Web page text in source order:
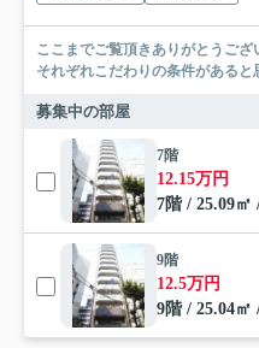
ここまでご覧頂きありがとうございます。 お部屋探しの
それぞれこだわりの条件がある
募集中の部屋
7階
12.15万円
7階 / 25.09㎡
9階
12.5万円
9階 / 25.04㎡